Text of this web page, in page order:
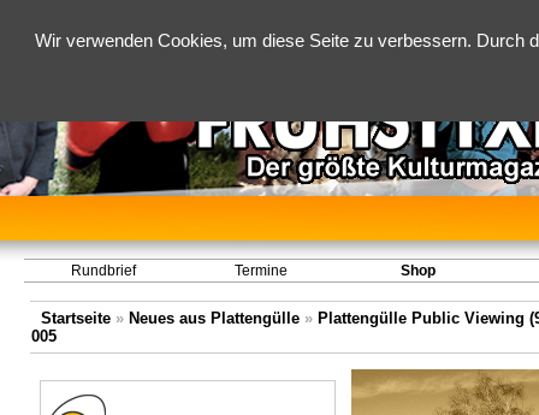
Wir verwenden Cookies, um diese Seite zu verbessern.
Rundbrief Termine Shop
Startseite» Neues aus Plattengülle» Plattengülle Public Viewing
005